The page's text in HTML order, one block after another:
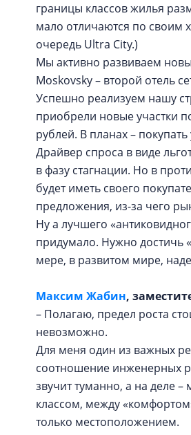
границы классов жилья
мало отличаются по своим
очередь Ultra City.)
Мы активно развиваем
Moskovsky – второй отель
Успешно реализуем нашу
приобрели новые участки
рублей. В планах –
Драйвер спроса в виде
в фазу стагнации. Но в
будет иметь своего
предложения, из-за чего
Ну а лучшего
придумало. Нужно достичь
мере, в развитом мире,
Максим Жабин,
– Полагаю, предел роста
невозможно.
Для меня один из важных
соотношение инженерных
звучит туманно, а на деле
классом, между
только местоположением.